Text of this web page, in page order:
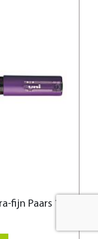
fijn Paars 12